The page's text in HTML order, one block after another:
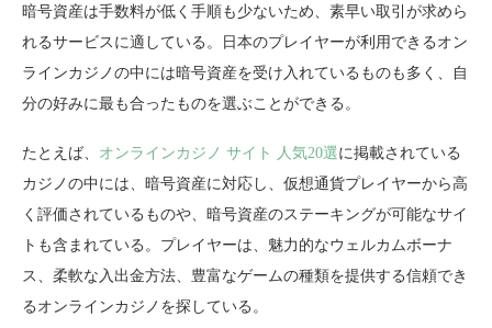
暗号資産は手数料が低く手順も少ないため、素早い取引が求めら
れるサービスに適している。日本のプレイヤーが利用できるオン
ラインカジノの中には暗号資産を受け入れているものも多く、自
分の好みに最も合ったものを選ぶことができる。
たとえば、 オンラインカジノ サイト 人気20選に掲載されている
カジノの中には、暗号資産に対応し、仮想通貨プレイヤーから高
く評価されているものや、暗号資産のステーキングが可能なサイ
トも含まれている。プレイヤーは、魅力的なウェルカムボーナ
ス、柔軟な入出金方法、豊富なゲームの種類を提供する信頼でき
るオンラインカジノを探している。